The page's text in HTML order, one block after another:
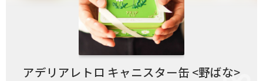
アデリアレトロ キャニスター缶 <野ばな>